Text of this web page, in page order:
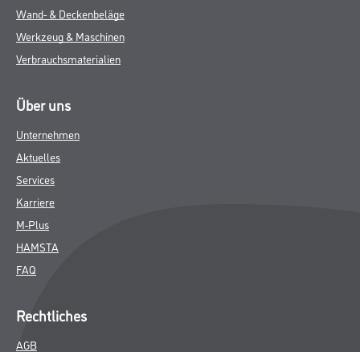
Wand- & Deckenbeläge
Werkzeug & Maschinen
Verbrauchsmaterialien
Über uns
Unternehmen
Aktuelles
Services
Karriere
M-Plus
HAMSTA
FAQ
Rechtliches
AGB